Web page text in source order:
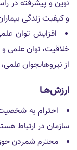
نوين و پيشرفته در
و كيفيت زندگى
افزايش توان
خلاقيت، توان علمى
از نيروهاىجوان
ارزش‌هـا
احترام به
سازمان در ارتباط
محترم شمردن